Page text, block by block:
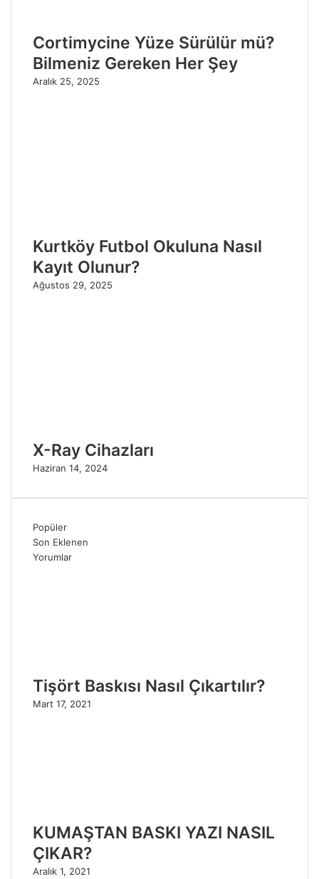
Cortimycine Yüze Sürülür mü?
Bilmeniz Gereken Her Şey
Aralık 25, 2025
Kurtköy Futbol Okuluna Nasıl
Kayıt Olunur?
Ağustos 29, 2025
X-Ray Cihazları
Haziran 14, 2024
Popüler
Son Eklenen
Yorumlar
Tişört Baskısı Nasıl Çıkartılır?
Mart 17, 2021
KUMAŞTAN BASKI YAZI NASIL
ÇIKAR?
Aralık 1, 2021